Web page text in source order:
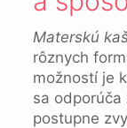
Materskú
rôznych
možností je
sa odporúča
postupne